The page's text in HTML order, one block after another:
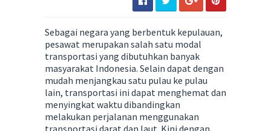
Sebagai negara yang berbentuk kepulauan,
pesawat merupakan salah satu modal
transportasi yang dibutuhkan banyak
masyarakat Indonesia. Selain dapat dengan
mudah menjangkau satu pulau ke pulau
lain, transportasi ini dapat menghemat dan
menyingkat waktu dibandingkan
melakukan perjalanan menggunakan
transportasi darat dan laut. Kini dengan